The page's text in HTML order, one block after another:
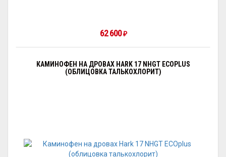
62 600 ₽
КАМИНОФЕН НА ДРОВАХ HARK 17 NHGT ECOPLUS
(ОБЛИЦОВКА ТАЛЬКОХЛОРИТ)